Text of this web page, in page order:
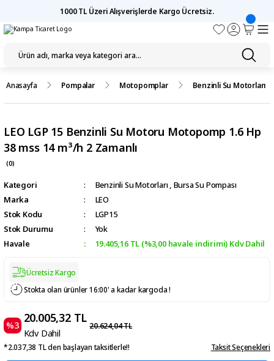
1000 TL Üzeri Alışverişlerde Kargo Ücretsiz.
Anasayfa Pompalar Motopomplar Benzinli Su Motorları
LEO LGP 15 Benzinli Su Motoru Motopomp 1.6 Hp
38 mss 14 m³/h 2 Zamanlı
(0)
Kategori Benzinli Su Motorları , Bursa Su Pompası
Marka
LEO
Stok Kodu
LGP15
Stok Durumu
Yok
Havale
19.405,16 TL (%3,00 havale indirimi) Kdv Dahil
Ücretsiz Kargo
Stokta olan ürünler 16:00' a kadar kargoda !
%3
20.005,32 TL
Kdv Dahil
20.624,04 TL
*2.037,38 TL den başlayan taksitlerle!! Taksit Seçenekleri